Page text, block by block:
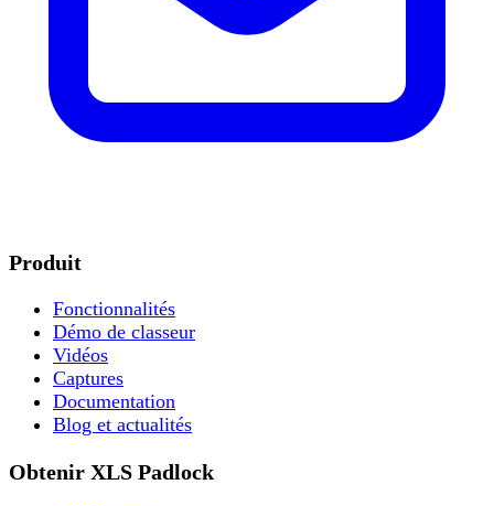
Produit
Fonctionnalités
Démo de classeur
Vidéos
Captures
Documentation
Blog et actualités
Obtenir XLS Padlock